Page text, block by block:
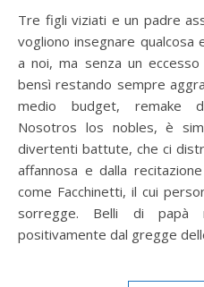
Tre figli viziati e un padre assente, Diego Abatantuono, si
vogliono insegnare qualcosa
a noi, ma senza un
bensì restando sempre
medio budget, remake
Nosotros los nobles, è
divertenti battute, che ci
affannosa e dalla
come Facchinetti, il cui
sorregge. Belli di papà
positivamente dal gregge